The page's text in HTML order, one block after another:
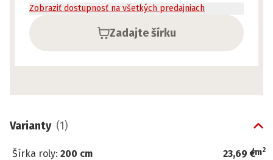
Zadajte šírku
Zobraziť dostupnosť na všetkých predajniach
Varianty (1)
Šírka roly: 200 cm 23,69 €
/m2